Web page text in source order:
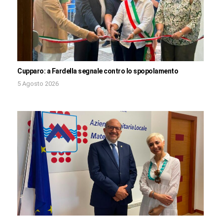
Cupparo: a Fardella segnale contro lo spopolamento
5 Agosto 2026